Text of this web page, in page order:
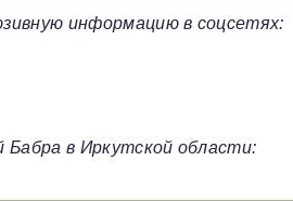
информацию в соцсетях:
Бабра в Иркутской области: